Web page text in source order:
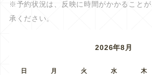
※予約状況は、反映に時間がかかること
承ください。
2026年8月
日 月 火 水 木